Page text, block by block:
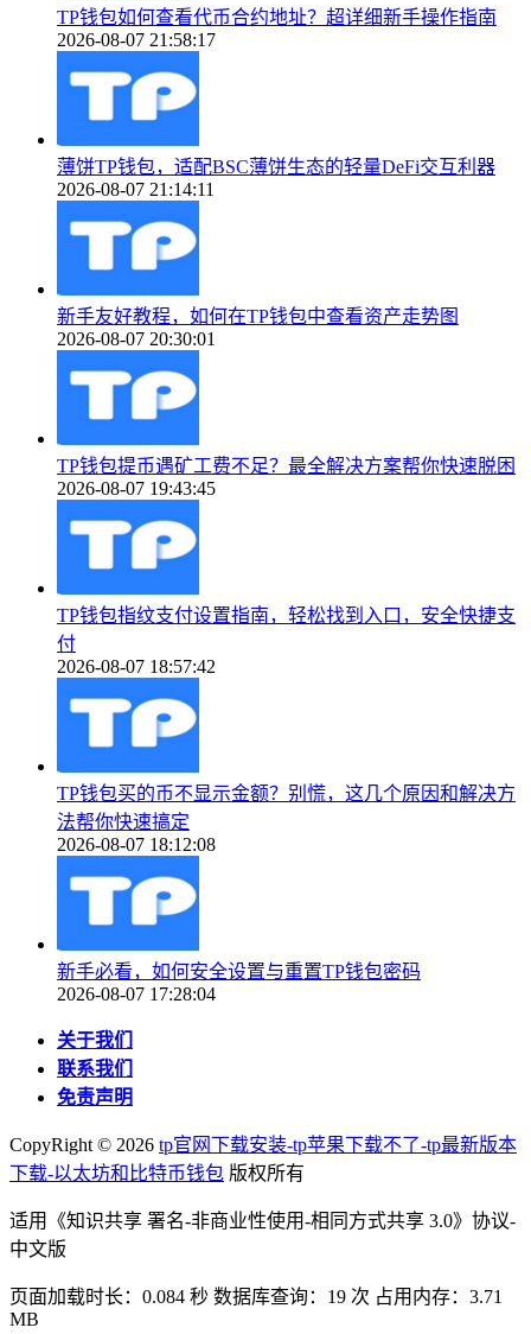
TP钱包如何查看代币合约地址？超详细新手操作指南
2026-08-07 21:58:17
薄饼TP钱包，适配BSC薄饼生态的轻量DeFi交互利器
2026-08-07 21:14:11
新手友好教程，如何在TP钱包中查看资产走势图
2026-08-07 20:30:01
TP钱包提币遇矿工费不足？最全解决方案帮你快速脱困
2026-08-07 19:43:45
TP钱包指纹支付设置指南，轻松找到入口，安全快捷支
付
2026-08-07 18:57:42
TP钱包买的币不显示金额？别慌，这几个原因和解决方
法帮你快速搞定
2026-08-07 18:12:08
新手必看，如何安全设置与重置TP钱包密码
2026-08-07 17:28:04
关于我们
联系我们
免责声明
CopyRight © 2026 tp官网下载安装-tp苹果下载不了-tp最新版本
下载-以太坊和比特币钱包 版权所有
适用《知识共享 署名-非商业性使用-相同方式共享 3.0》协议-
中文版
页面加载时长：0.084 秒 数据库查询：19 次 占用内存：3.71
MB